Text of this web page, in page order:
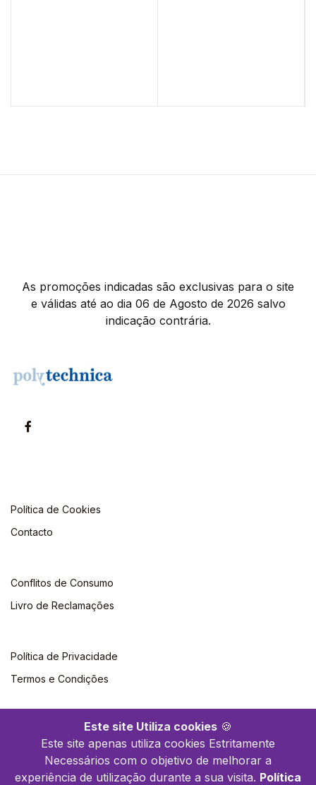
Este site Utiliza cookies 🍪
Este site apenas utiliza cookies Estritamente
Necessários com o objetivo de melhorar a
experiência de utilização durante a sua visita. Política
As promoções indicadas são exclusivas para o site
e válidas até ao dia 06 de Agosto de 2026 salvo
indicação contrária.
Política de Cookies
Contacto
Conflitos de Consumo
Livro de Reclamações
Política de Privacidade
Termos e Condições
©2026 Polytechnica. Todos os direitos reservados